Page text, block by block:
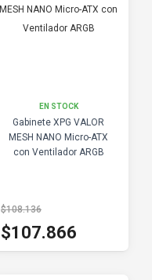
EN STOCK
Gabinete XPG VALOR
MESH NANO Micro-ATX
con Ventilador ARGB
$108.136
$107.866